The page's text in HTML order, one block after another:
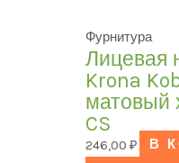
Фурнитура
Лицевая
Krona
матовый
CS
246,00₽
В